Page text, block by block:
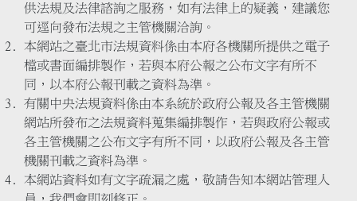
供法規及法律諮詢之服務，如有法律上的疑義，建議您
可逕向發布法規之主管機關洽詢。
本網站之臺北市法規資料係由本府各機關所提供之電子
檔或書面編排製作，若與本府公報之公布文字有所不
同，以本府公報刊載之資料為準。
有關中央法規資料係由本系統於政府公報及各主管機關
網站所發布之法規資料蒐集編排製作，若與政府公報或
各主管機關之公布文字有所不同，以政府公報及各主管
機關刊載之資料為準。
本網站資料如有文字疏漏之處，敬請告知本網站管理人
員，我們會即刻修正。